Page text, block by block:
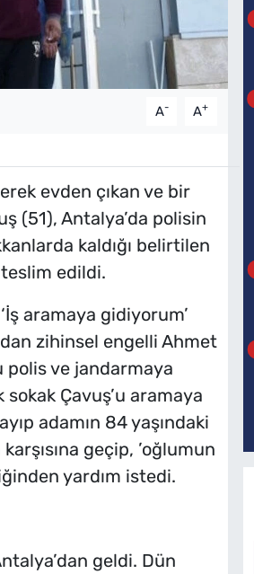
A- A+
evden çıkan ve bir
(51), Antalya’da polisin
kaldığı belirtilen
edildi.
aramaya gidiyorum’
zihinsel engelli Ahmet
polis ve jandarmaya
Çavuş’u aramaya
adamın 84 yaşındaki
geçip, ’oğlumun
yardım istedi.
geldi. Dün